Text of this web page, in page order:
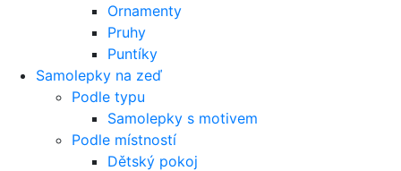
Ornamenty
Pruhy
Puntíky
Samolepky na zeď
Podle typu
Samolepky s motivem
Podle místností
Dětský pokoj